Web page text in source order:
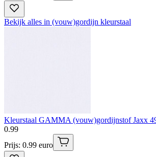
Bekijk alles in (vouw)gordijn kleurstaal
Kleurstaal GAMMA (vouw)gordijnstof Jaxx
0.99
Prijs: 0.99 euro